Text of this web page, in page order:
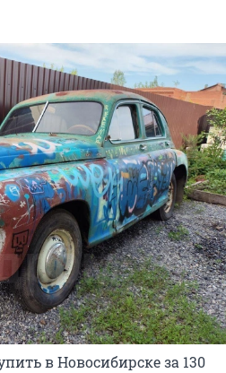
в Новосибирске за 130